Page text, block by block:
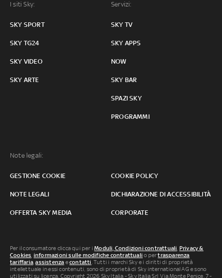
I siti Sky:
SKY SPORT
SKY TG24
SKY VIDEO
SKY ARTE
Servizi:
SKY TV
SKY APPS
NOW
SKY BAR
SPAZI SKY
PROGRAMMI
Note legali:
GESTIONE COOKIE COOKIE POLICY
NOTE LEGALI DICHIARAZIONE DI ACCESSIBILITÀ
OFFERTA SKY MEDIA CORPORATE
Per il consumatore clicca qui per iModuli, Condizioni contrattuali, Privacy &
Cookies, informazioni sulle modifiche contrattuali o pertrasparenza
tariffaria,assistenza econtatti. Tutti i marchi Sky e i diritti di proprietà
intellettuale in essi contenuti, sono di proprietà di Sky international AG e sono
utilizzati su licenza. Copyright 2026 Sky Italia - Sky Italia Srl Via Monte Penice, 7 -